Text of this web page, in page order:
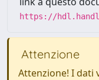
https://
Attenzione
Attenzione! I dati